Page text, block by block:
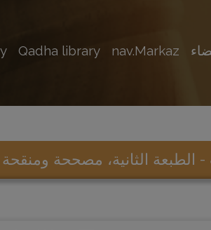
Qadha library nav.Markaz
الطبعة الثانية، مصححة ومنقحة